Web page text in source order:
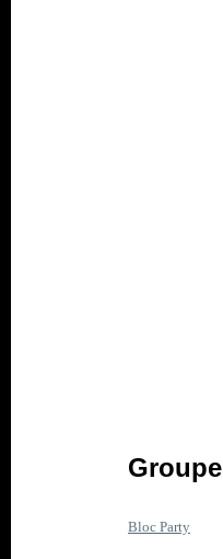
Groupe
Bloc Party